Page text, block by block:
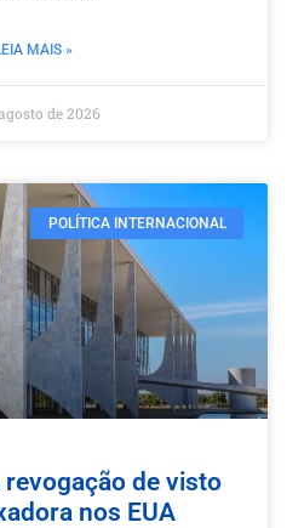
MAIS »
de 2026
POLÍTICA INTERNACIONAL
de visto
nos EUA